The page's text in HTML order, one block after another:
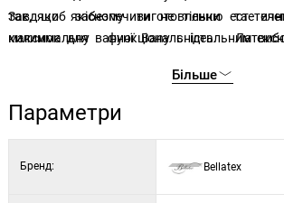
так, щоб забезпечити не тільки
максимальну функціональність.
килимок не ковзає по підлозі ванної кімнати.
Завдяки якісному виготовленню та
килимок для ванної Bany є ідеальним
будете почувати себе чудово.Більше
Параметри
Бренд: Bellatex